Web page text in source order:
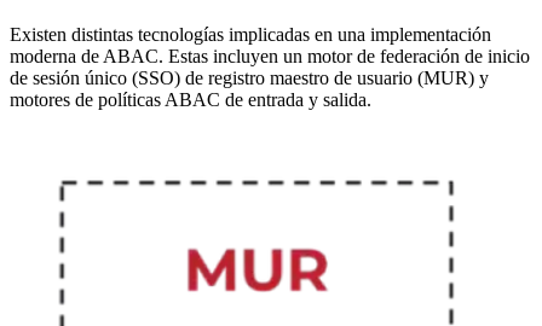
Existen distintas tecnologías implicadas en una implementación
moderna de ABAC. Estas incluyen un motor de federación de inicio
de sesión único (SSO) de registro maestro de usuario (MUR) y
motores de políticas ABAC de entrada y salida.